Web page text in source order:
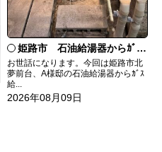
姫路市 石油給湯器からｶﾞｽ給湯器へ取替
お世話になります。今回は姫路市北
夢前台、A様邸の石油給湯器からｶﾞｽ
給...
2026年08月09日